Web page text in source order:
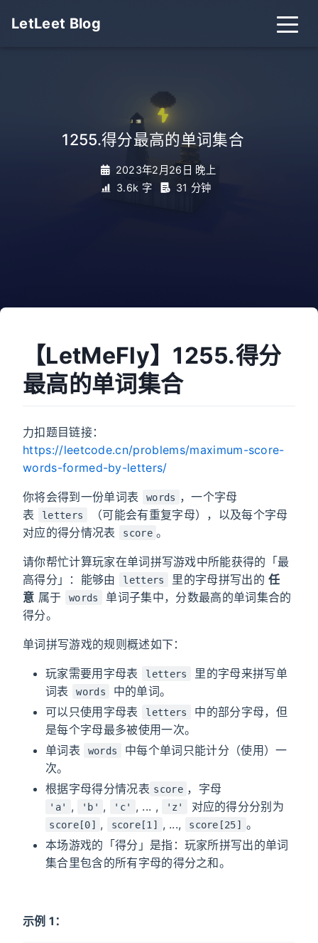
LetLeet Blog
1255.得分最高的单词集合
2023年2月26日 晚上
3.6k 字
31 分钟
【LetMeFly】1255.得分
最高的单词集合
力扣题目链接：
https://leetcode.cn/problems/maximum-score-
words-formed-by-letters/
你将会得到一份单词表 words ，一个字母
表
letters
（可能会有重复字母），以及每个字母
对应的得分情况表
score 。
请你帮忙计算玩家在单词拼写游戏中所能获得的「最
高得分」：能够由
letters 里的字母拼写出的任
意 属于 words
单词子集中，分数最高的单词集合的
得分。
单词拼写游戏的规则概述如下：
玩家需要用字母表 letters
里的字母来拼写单
词表
words
中的单词。
可以只使用字母表
letters
中的部分字母，但
是每个字母最多被使用一次。
单词表
words
中每个单词只能计分（使用）一
次。
根据字母得分情况表 score ，字母
'a' , 'b' , 'c' , ... , 'z' 对应的得分分别为
score[0] , score[1] , ..., score[25] 。
本场游戏的「得分」是指：玩家所拼写出的单词
集合里包含的所有字母的得分之和。
示例 1：